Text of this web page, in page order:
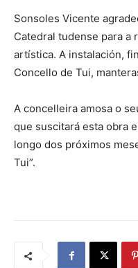
Sonsoles Vicente
Catedral tudense para a
artística. A instalación,
Concello de Tui,
A concelleira amosa o
que suscitará esta obra
longo dos próximos
Tui”.